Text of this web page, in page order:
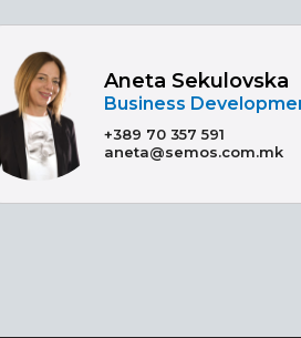
Aneta Sekulovska
Business
+389 70 357 591
aneta@semos.com.mk